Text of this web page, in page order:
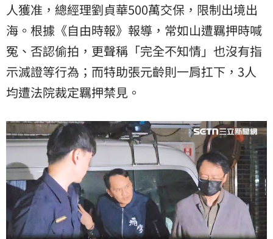
人獲准，總經理劉貞華500萬交保，限制出境出
海。根據《自由時報》報導，常如山遭羈押時喊
冤、否認偷拍，更聲稱「完全不知情」也沒有指
示滅證等行為；而特助張元齡則一肩扛下，3人
均遭法院裁定羈押禁見。